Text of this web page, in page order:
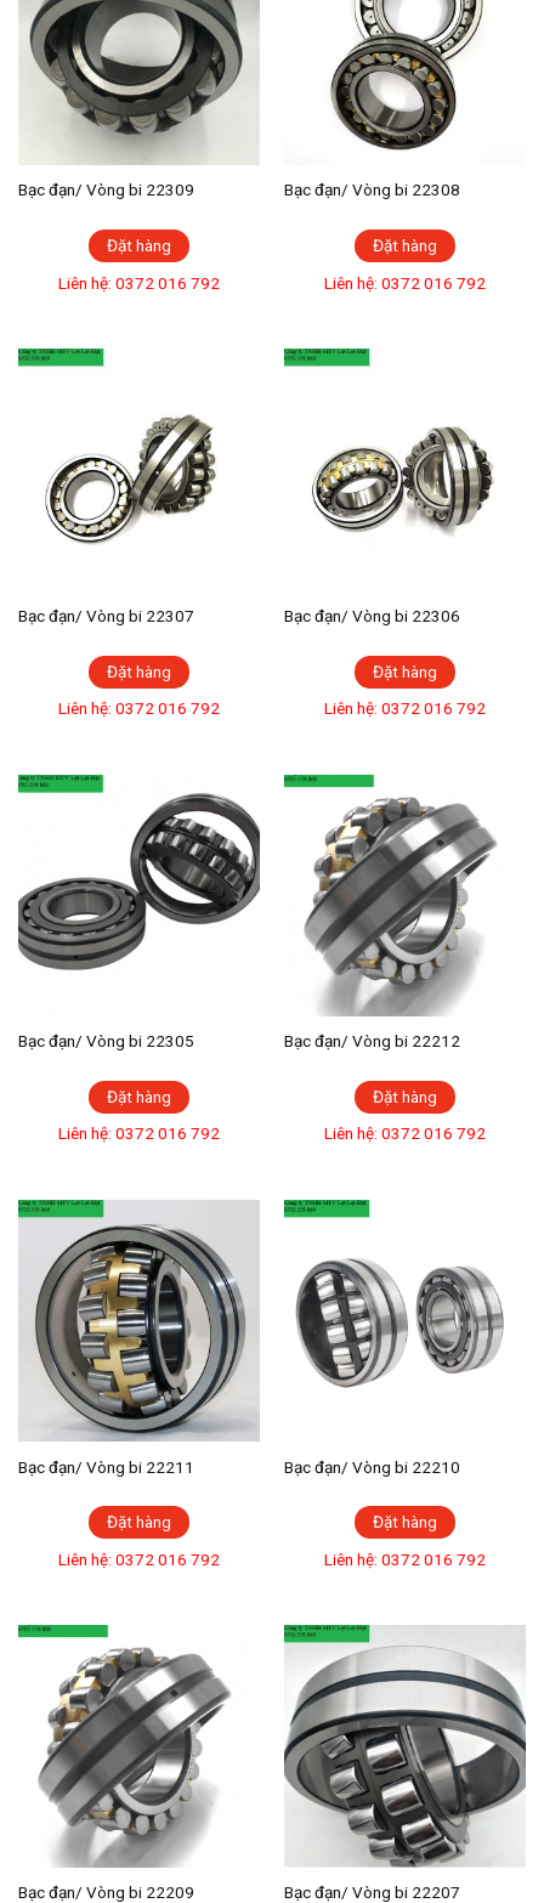
Bạc đạn/ Vòng bi 22309
Đặt hàng
Liên hệ: 0372 016 792
Bạc đạn/ Vòng bi 22308
Đặt hàng
Liên hệ: 0372 016 792
Bạc đạn/ Vòng bi 22307
Đặt hàng
Liên hệ: 0372 016 792
Bạc đạn/ Vòng bi 22306
Đặt hàng
Liên hệ: 0372 016 792
Bạc đạn/ Vòng bi 22305
Đặt hàng
Liên hệ: 0372 016 792
Bạc đạn/ Vòng bi 22212
Đặt hàng
Liên hệ: 0372 016 792
Bạc đạn/ Vòng bi 22211
Đặt hàng
Liên hệ: 0372 016 792
Bạc đạn/ Vòng bi 22210
Đặt hàng
Liên hệ: 0372 016 792
Bạc đạn/ Vòng bi 22209 Bạc đạn/ Vòng bi 22207